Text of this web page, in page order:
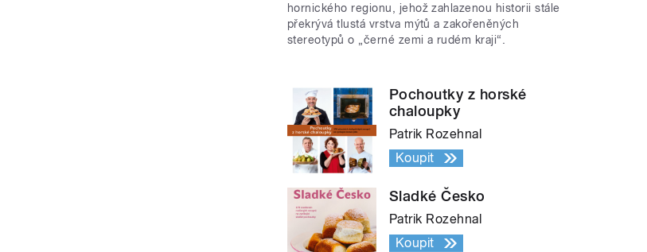
hornického regionu, jehož zahlazenou historii stále
překrývá tlustá vrstva mýtů a zakořeněných
stereotypů o „černé zemi a rudém kraji“.
Pochoutky z horské
chaloupky
Patrik Rozehnal
Koupit
Sladké Česko
Patrik Rozehnal
Koupit